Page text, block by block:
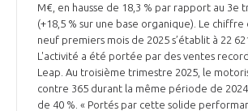
M€, en hausse de 18,3 % par rapport au 3e
(+18,5 % sur une base organique). Le chiffre
neuf premiers mois de 2025 s’établit à 22
L'activité a été portée par des ventes
Leap. Au troisième trimestre 2025, le
contre 365 durant la même période de
de 40 %. « Portés par cette solide